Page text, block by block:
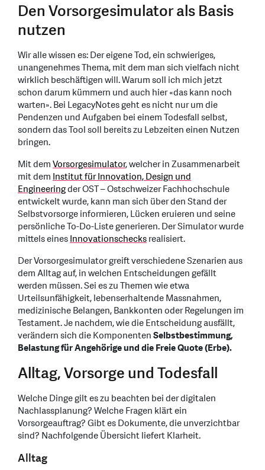
Den Vorsorgesimulator als Basis
nutzen
Wir alle wissen es: Der eigene Tod, ein schwieriges,
unangenehmes Thema, mit dem man sich vielfach nicht
wirklich beschäftigen will. Warum soll ich mich jetzt
schon darum kümmern und auch hier «das kann noch
warten». Bei LegacyNotes geht es nicht nur um die
Pendenzen und Aufgaben bei einem Todesfall selbst,
sondern das Tool soll bereits zu Lebzeiten einen Nutzen
bringen.
Mit demVorsorgesimulator, welcher in Zusammenarbeit
mit dem Institut für Innovation, Design und
Engineeringder OST – Ostschweizer Fachhochschule
entwickelt wurde, kann man sich über den Stand der
Selbstvorsorge informieren, Lücken eruieren und seine
persönliche To-Do-Liste generieren. Der Simulator wurde
mittels einesInnovationschecksrealisiert.
Der Vorsorgesimulator greift verschiedene Szenarien aus
dem Alltag auf, in welchen Entscheidungen gefällt
werden müssen. Sei es zu Themen wie etwa
Urteilsunfähigkeit, lebenserhaltende Massnahmen,
medizinische Belangen, Bankkonten oder Regelungen im
Testament. Je nachdem, wie die Entscheidung ausfällt,
verändern sich die KomponentenSelbstbestimmung,
Belastung für Angehörige und die Freie Quote (Erbe).
Alltag, Vorsorge und Todesfall
Welche Dinge gilt es zu beachten bei der digitalen
Nachlassplanung? Welche Fragen klärt ein
Vorsorgeauftrag? Gibt es Dokumente, die unverzichtbar
sind? Nachfolgende Übersicht liefert Klarheit.
Alltag